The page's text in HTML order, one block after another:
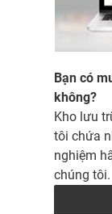
Bạn có
không?
Kho lưu
tôi chứa
nghiệm
chúng tôi.